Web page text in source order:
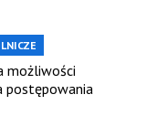
możliwości
postępowania